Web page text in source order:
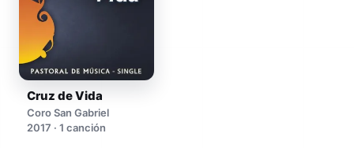
Cruz de Vida
Coro San Gabriel
2017 · 1 canción